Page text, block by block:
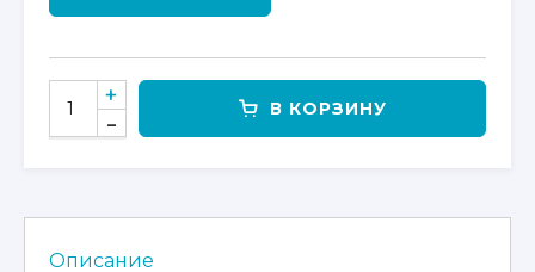
КОЛИЧЕСТВО
ТОВАРА
ДЛЯ
ZFORCE
В КОРЗИНУ
Описание